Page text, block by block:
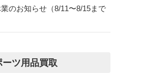
のお知らせ（8/11〜8/15まで
ーツ用品買取